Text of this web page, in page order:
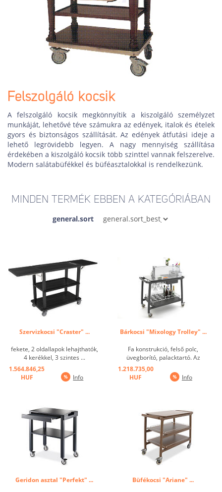
Felszolgáló kocsik
A felszolgáló kocsik megkönnyítik a kiszolgáló személyzet
munkáját, lehetővé téve számukra az edények, italok és ételek
gyors és biztonságos szállítását. Az edények átfutási ideje a
lehető legrövidebb legyen. A nagy mennyiség szállítása
érdekében a kiszolgáló kocsik több szinttel vannak felszerelve.
Modern salátabüfékkel és büféasztalokkal is rendelkezünk.
MINDEN TERMÉK EBBEN A KATEGÓRIÁBAN
general.sort
Szervizkocsi "Craster" ...
fekete, 2 oldallapok lehajthatók,
4 kerékkel, 3 szintes ...
1.564.846,25
HUF
Info
Bárkocsi "Mixology Trolley" ...
Fa konstrukció, felső polc,
üvegborító, palacktartó. Az
ARIANNA vonal a megfelelő
megoldás a látványos és elegáns
kiszolgáláshoz. Az alapvető
1.218.735,00
HUF
Info
Geridon asztal "Perfekt" ... Büfékocsi "Ariane" ...